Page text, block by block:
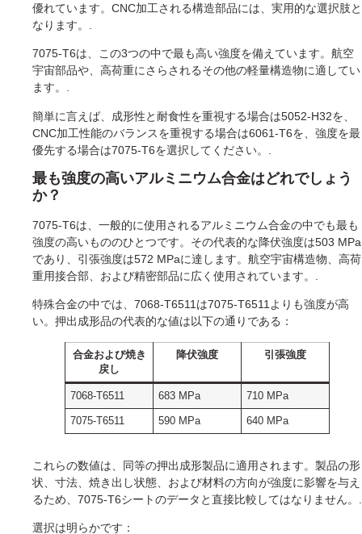
優れています。CNC加工される構造部品には、実用的な選択肢と
なります。.
7075-T6は、この3つの中で最も高い強度を備えています。航空
宇宙部品や、高荷重にさらされるその他の軽量構造物に適してい
ます。.
簡単に言えば、成形性と耐食性を重視する場合は5052-H32を、
CNC加工性能のバランスを重視する場合は6061-T6を、強度を最
優先する場合は7075-T6を選択してください。.
最も強度の高いアルミニウム合金はどれでしょう
か？
7075-T6は、一般的に使用されるアルミニウム合金の中でも最も
強度の高いもののひとつです。その代表的な降伏強度は503 MPa
であり、引張強度は572 MPaに達します。航空宇宙構造物、高荷
重用接合部、および精密部品に広く使用されています。.
特殊合金の中では、7068-T6511は7075-T6511よりも強度が高
い。押出成形品の代表的な値は以下の通りである：
合金および焼き
戻し
降伏強度 引張強度
7068-T6511 683 MPa 710 MPa
7075-T6511 590 MPa 640 MPa
これらの数値は、同等の押出成形製品に適用されます。製品の形
状、寸法、焼き出し状態、および材料の方向が強度に影響を与え
るため、7075-T6シートのデータと直接比較してはなりません。.
選択は明らかです：